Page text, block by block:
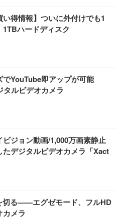
い得情報】ついに外付けでも1
ハードディスク
でYouTube即アップが可能
タルビデオカメラ
ジョン動画/1,000万画素静止
たデジタルビデオカメラ「Xact
切る——エグゼモード、フルHD
カメラ